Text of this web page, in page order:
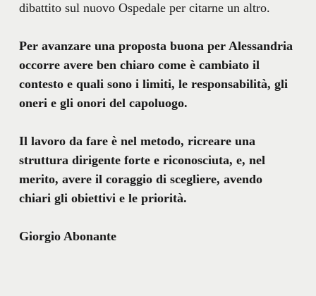
dibattito sul nuovo Ospedale per citarne un altro.
Per avanzare una proposta buona per Alessandria
occorre avere ben chiaro come è cambiato il
contesto e quali sono i limiti, le responsabilità, gli
oneri e gli onori del capoluogo.
Il lavoro da fare è nel metodo, ricreare una
struttura dirigente forte e riconosciuta, e, nel
merito, avere il coraggio di scegliere, avendo
chiari gli obiettivi e le priorità.
Giorgio Abonante